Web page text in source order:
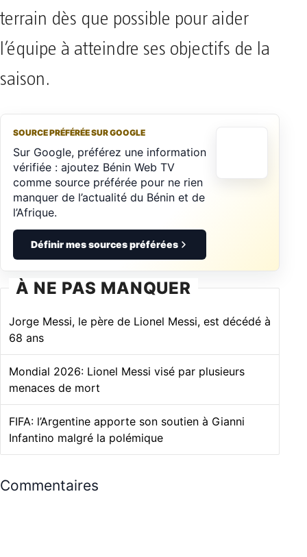
terrain dès que possible pour aider
l’équipe à atteindre ses objectifs de la
saison.
SOURCE PRÉFÉRÉE SUR GOOGLE
Sur Google, préférez une information
vérifiée : ajoutez Bénin Web TV
comme source préférée pour ne rien
manquer de l’actualité du Bénin et de
l’Afrique.
Définir mes sources préférées
À NE PAS MANQUER
Jorge Messi, le père de Lionel Messi, est décédé à
68 ans
Mondial 2026: Lionel Messi visé par plusieurs
menaces de mort
FIFA: l’Argentine apporte son soutien à Gianni
Infantino malgré la polémique
Commentaires